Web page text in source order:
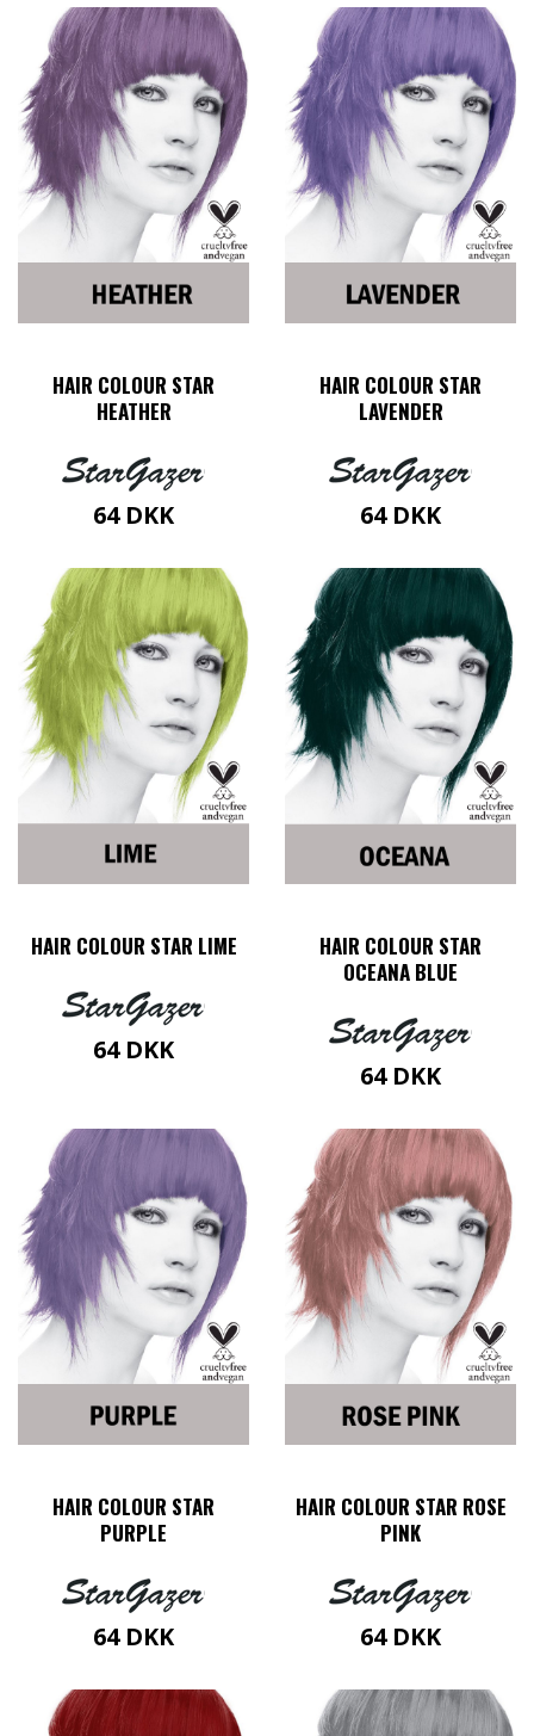
HAIR COLOUR STAR
HEATHER
64 DKK
HAIR COLOUR STAR
LAVENDER
64 DKK
HAIR COLOUR STAR LIME
64 DKK
HAIR COLOUR STAR
OCEANA BLUE
64 DKK
HAIR COLOUR STAR
PURPLE
64 DKK
HAIR COLOUR STAR ROSE
PINK
64 DKK